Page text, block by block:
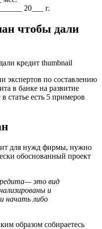
20___ г.
чтобы дали
экспертов по составлению
в банке на развитие
статье есть 5 примеров
для нужд фирмы, нужно
обоснованный проект
это вид
и
начать либо
образом собираетесь